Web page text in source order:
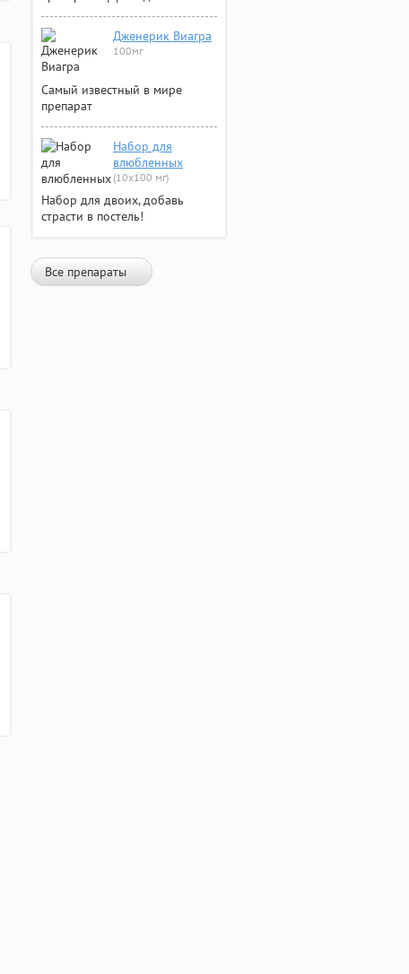
Дженерик Виагра
100мг
Самый известный в мире
препарат
Набор для
влюбленных
(10х100 мг)
Набор для двоих, добавь
страсти в постель!
Все препараты